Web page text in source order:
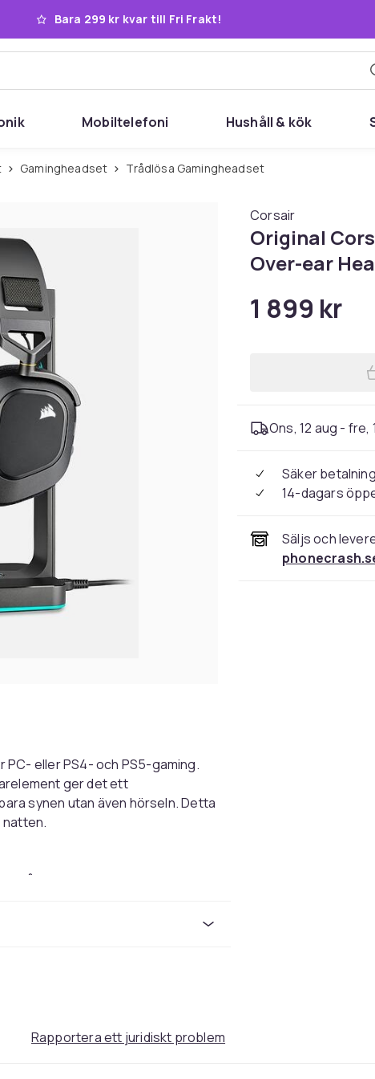
Bara 299 kr kvar till Fri Frakt!
Mobiltelefoni Hushåll & kök
Gamingheadset Trådlösa Gamingheadset
eller PS4- och PS5-gaming.
ger det ett
synen utan även hörseln. Detta
natten.
då det ansluts till din enhet
Corsair
Original
Over-ear
1 899 kr
Ons, 12 aug - fre,
Säker betalning
14-dagars
Säljs och
Rapportera ett juridiskt problem